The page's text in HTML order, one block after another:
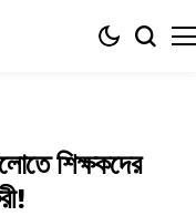
শিক্ষকদের